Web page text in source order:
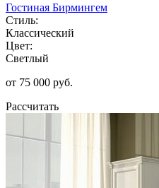
Гостиная Бирмингем
Стиль:
Классический
Цвет:
Светлый
от 75 000 руб.
Рассчитать